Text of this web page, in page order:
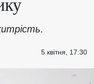
5 квітня, 17:30